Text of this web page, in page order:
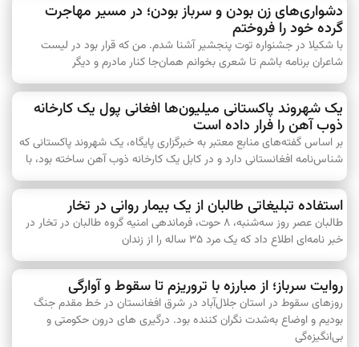
دشواری‌های زن بودن و سرباز بودن؛ در مسیر مهاجرت
گرده خود را فروختم
با شکیلا در جشنواره توت پنجشیر آشنا شدم. من که قرار بود در لیست
شاعران برنامه باشم تا شعری بخوانم همان‌جا کنار مادرم و دیگر
یک شهروند پاکستانی میلیون‌ها افغانی پول یک کارخانه
ذوب آهن را فرار داده است
بر اساس گفته‌های منابع معتبر به خبرگزاری پایگاه، یک شهروند پاکستانی که
شناس‌نامه افغانستانی دارد و در کابل یک کارخانه ذوب آهن ساخته بود، با
استفاده تبلیغاتی طالبان از یک بیمار روانی در تخار
طالبان عصر روز سه‌شنبه، ۸ حوت، فرماندهی امنیه گروه طالبان در تخار در
خبر نامه‌ای اطلاع داد که یک مرد ۳۵ ساله را از زندان
روایت سرباز؛ از مبارزه با تروریزم تا سقوط و آوارگی
روزهای سقوط در استان جلال‌آباد در شرق افغانستان در خط مقدم جنگ
بودیم و اوضاع به‌شدت نگران کننده بود. درگیری های درون حکومتی و
بی‌انگیزه‌گی